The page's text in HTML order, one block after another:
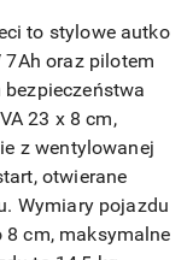
to stylowe autko
7Ah oraz pilotem
23 x 8 cm,
z wentylowanej
otwierane
Wymiary pojazdu
cm, maksymalne